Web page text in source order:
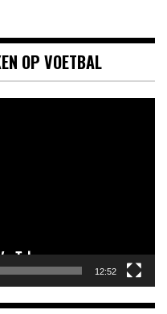
OP VOETBAL
12:52